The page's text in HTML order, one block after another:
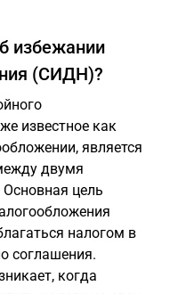
избежании
(СИДН)?
известное как
является
двумя
цель
налогом в
соглашения.
когда